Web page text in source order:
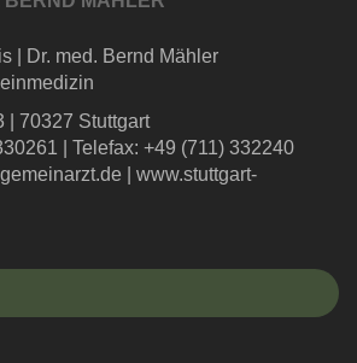
Dr. med. Bernd Mähler
70327 Stuttgart
Telefax: +49 (711) 332240
www.stuttgart-